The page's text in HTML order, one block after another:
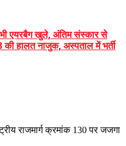
एयरबैग खुले, अंतिम संस्कार से
की हालत नाजुक, अस्पताल में भर्ती
राजमार्ग क्रमांक 130 पर जजगा